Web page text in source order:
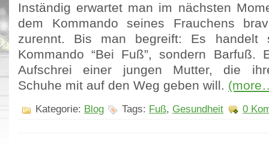
Inständig erwartet man im nächsten
dem Kommando seines Frauchens
zurennt. Bis man begreift: Es
Kommando “Bei Fuß”, sondern Barfuß.
Aufschrei einer jungen Mutter, die
Schuhe mit auf den Weg geben will.
Kategorie: Blog Tags: Fuß, Gesundheit 0